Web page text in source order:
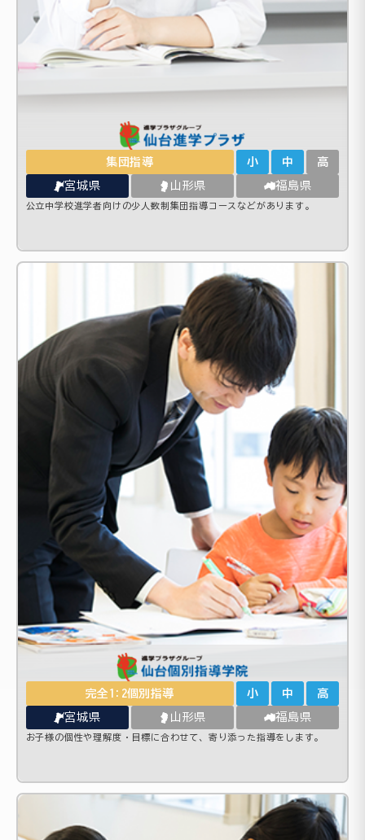
集団指導 小 中 高
宮城県 山形県 福島県
公立中学校進学者向けの少人数制集団指導コースなどがあります。
完全1:2個別指導 小 中 高
宮城県 山形県 福島県
お子様の個性や理解度・目標に合わせて、寄り添った指導をします。